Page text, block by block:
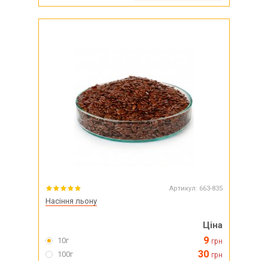
Артикул: 663-835
Насіння льону
Ціна
10г 9 грн
100г 30 грн